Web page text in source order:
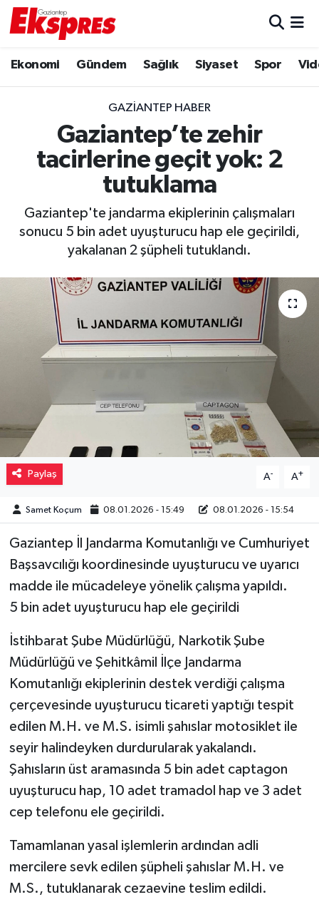
Ekonomi Gündem Sağlık Siyaset Spor
GAZIANTEP HABER
Gaziantep’te zehir
tacirlerine geçit yok: 2
tutuklama
Gaziantep'te jandarma ekiplerinin çalışmaları
sonucu 5 bin adet uyuşturucu hap ele geçirildi,
yakalanan 2 şüpheli tutuklandı.
Paylaş A- A+
Samet Koçum 08.01.2026 - 15:49 08.01.2026 - 15:54
Gaziantep İl Jandarma Komutanlığı ve Cumhuriyet
Başsavcılığı koordinesinde uyuşturucu ve uyarıcı
madde ile mücadeleye yönelik çalışma yapıldı.
5 bin adet uyuşturucu hap ele geçirildi
İstihbarat Şube Müdürlüğü, Narkotik Şube
Müdürlüğü ve Şehitkâmil İlçe Jandarma
Komutanlığı ekiplerinin destek verdiği çalışma
çerçevesinde uyuşturucu ticareti yaptığı tespit
edilen M.H. ve M.S. isimli şahıslar motosiklet ile
seyir halindeyken durdurularak yakalandı.
Şahısların üst aramasında 5 bin adet captagon
uyuşturucu hap, 10 adet tramadol hap ve 3 adet
cep telefonu ele geçirildi.
Tamamlanan yasal işlemlerin ardından adli
mercilere sevk edilen şüpheli şahıslar M.H. ve
M.S., tutuklanarak cezaevine teslim edildi.
Ekonomi
Gaziantep son dakika
Genel
Haberler
Magazin
Müzik
Resmi İlanlar
Sağlık
Siyaset
Spor
Teknoloji
Türkiye
Video Haber
Yaşam
Yeme-İçme
Trafik Durumu
Puan Durumu ve Fikstür
Tüm Manşetler
Haber Arşivi